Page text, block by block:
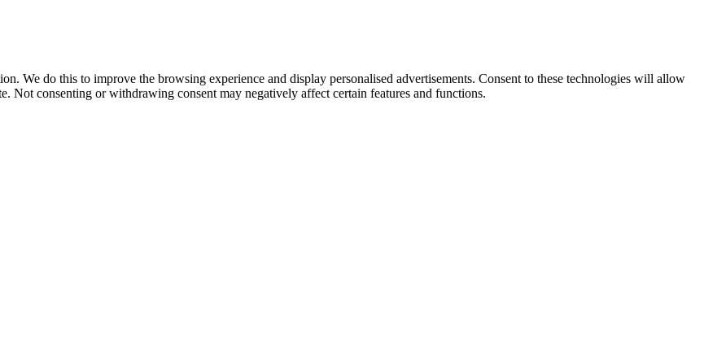
We do this to improve the browsing experience and display personalised advertisements. Consent to these technologies will allow
Not consenting or withdrawing consent may negatively affect certain features and functions.